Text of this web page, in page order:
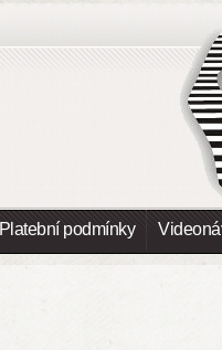
Platební podmínky